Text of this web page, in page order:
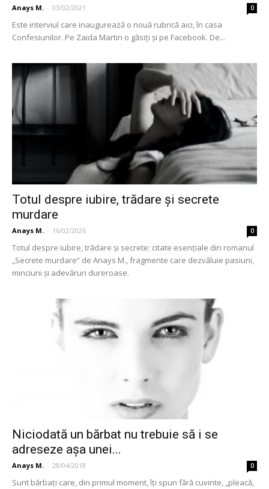
Anays M. - 03/02/2021 0
Este interviul care inaugurează o nouă rubrică aici, în casa
Confesiunilor. Pe Zaida Martin o găsiți și pe Facebook. De...
Totul despre iubire, trădare și secrete
murdare
Anays M. - 16/02/2026 0
Totul despre iubire, trădare și secrete: citate esențiale din romanul
„Secrete murdare” de Anays M., fragmente care dezvăluie pasiuni,
minciuni și adevăruri dureroase.
Niciodată un bărbat nu trebuie să i se
adreseze așa unei...
Anays M. - 28/04/2018 0
Sunt bărbați care, din primul moment, îți spun fără cuvinte, „pleacă,